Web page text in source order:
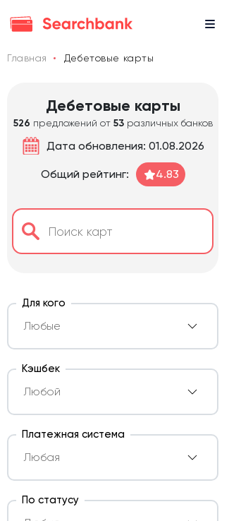
Главная Дебетовые карты
Дебетовые карты
526 предложений от 53различных банков
Дата обновления: 01.08.2026
Общий рейтинг: 4.83
Для кого
Кэшбек
Платежная система
По статусу